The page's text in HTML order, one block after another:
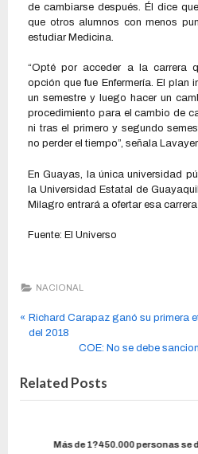
de cambiarse después. Él dice
que otros alumnos con menos
estudiar Medicina.
“Opté por acceder a la carrera
opción que fue Enfermería. El plan
un semestre y luego hacer un
procedimiento para el cambio de
ni tras el primero y segundo
no perder el tiempo”, señala
En Guayas, la única universidad
la Universidad Estatal de
Milagro entrará a ofertar esa carrera
Fuente: El Universo
NACIONAL
Richard Carapaz ganó su primera
del 2018
COE: No se debe
Related Posts
Más de 1?450.000 personas se